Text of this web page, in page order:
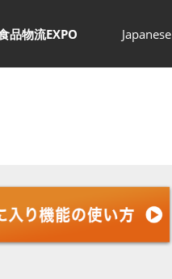
品物流EXPO Japanese